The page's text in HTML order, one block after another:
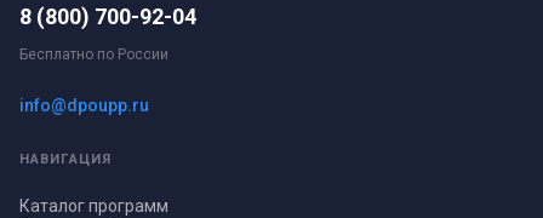
8 (800) 700-92-04
Бесплатно по России
info@dpoupp.ru
НАВИГАЦИЯ
Каталог программ